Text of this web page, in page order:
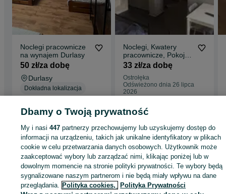
Noclegi pracownicze
na wynajem Durlasy
50 zł/za dobę
Durlasy
Dokładna lokalizacja
2026
Noclegi, Kwatery
pracownicze, Pokoje
Ostrołęka !ANEKSY
KUCH,DUŻY PARKI
33 zł/za dobę
Ostrołęka
Odświeżono dnia 26 lipca
2026
Strona główna Noclegi Kwatery Pracownicze
Kwatery Pracownicze -
Mazowieckie
Kwatery Pracownicze - Durlasy
KATEGORIA
Dbamy o Twoją prywatność
My i nasi447 partnerzy przechowujemy lub uzyskujemy dostęp do
informacji na urządzeniu, takich jak unikalne identyfikatory w plikach
cookie w celu przetwarzania danych osobowych. Użytkownik może
zaakceptować wybory lub zarządzać nimi, klikając poniżej lub w
dowolnym momencie na stronie polityki prywatności. Te wybory będą
sygnalizowane naszym partnerom i nie będą miały wpływu na dane
przeglądania. Polityka cookies, Polityka Prywatności